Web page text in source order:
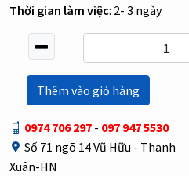
Thời gian làm việc: 2- 3 ngày
Thêm vào giỏ hàng
0974 706 297 - 097 947 5530
Số 71 ngõ 14 Vũ Hữu - Thanh
Xuân-HN